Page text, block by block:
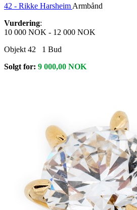
42 - Rikke Harsheim Armbånd
Vurdering:
10 000 NOK - 12 000 NOK
Objekt 42
1 Bud
Solgt for: 9 000,00 NOK